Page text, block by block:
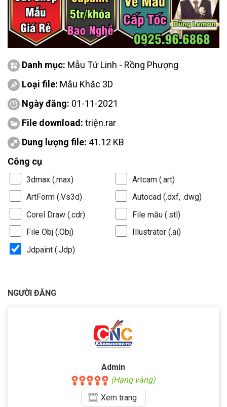
Danh mục: Mẫu Tứ Linh - Rồng Phượng
Loại file: Mẫu Khắc 3D
Ngày đăng: 01-11-2021
File download: triện.rar
Dung lượng file: 41.12 KB
Công cụ
3dmax (.max)
Artcam (.art)
ArtForm (.Vs3d)
Autocad (.dxf, .dwg)
Corel Draw (.cdr)
File mẫu (.stl)
File Obj (.Obj)
Illustrator (.ai)
Jdpaint (.Jdp)
NGƯỜI ĐĂNG
Admin
(Hạng vàng)
Xemtrang